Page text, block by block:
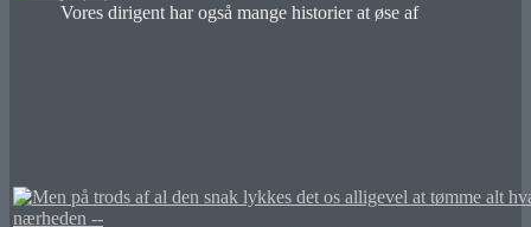
Vores dirigent har også mange historier at øse af